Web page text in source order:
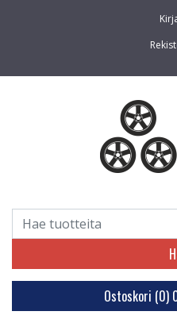
Ostoskori (0)